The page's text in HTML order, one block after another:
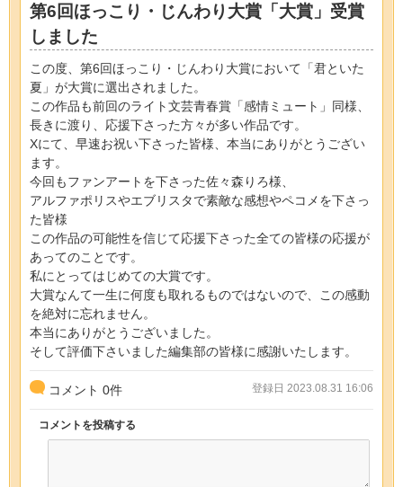
第6回ほっこり・じんわり大賞「大賞」受賞
しました
この度、第6回ほっこり・じんわり大賞において「君といた
夏」が大賞に選出されました。
この作品も前回のライト文芸青春賞「感情ミュート」同様、
長きに渡り、応援下さった方々が多い作品です。
Xにて、早速お祝い下さった皆様、本当にありがとうござい
ます。
今回もファンアートを下さった佐々森りろ様、
アルファポリスやエブリスタで素敵な感想やペコメを下さっ
た皆様
この作品の可能性を信じて応援下さった全ての皆様の応援が
あってのことです。
私にとってはじめての大賞です。
大賞なんて一生に何度も取れるものではないので、この感動
を絶対に忘れません。
本当にありがとうございました。
そして評価下さいました編集部の皆様に感謝いたします。
コメント 0件 登録日 2023.08.31 16:06
コメントを投稿する